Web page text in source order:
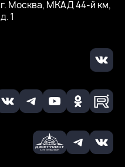
г. Москва, МКАД 44-й км,
д. 1